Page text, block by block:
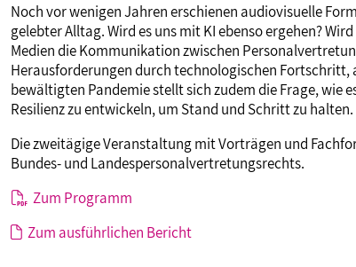
Noch vor wenigen Jahren erschienen audiovisuelle
gelebter Alltag. Wird es uns mit KI ebenso ergehen?
Medien die Kommunikation zwischen
Herausforderungen durch technologischen Fortschritt,
bewältigten Pandemie stellt sich zudem die Frage, wie
Resilienz zu entwickeln, um Stand und Schritt zu halten.
Die zweitägige Veranstaltung mit Vorträgen und
Bundes- und Landespersonalvertretungsrechts.
Zum Programm
Zum ausführlichen Bericht